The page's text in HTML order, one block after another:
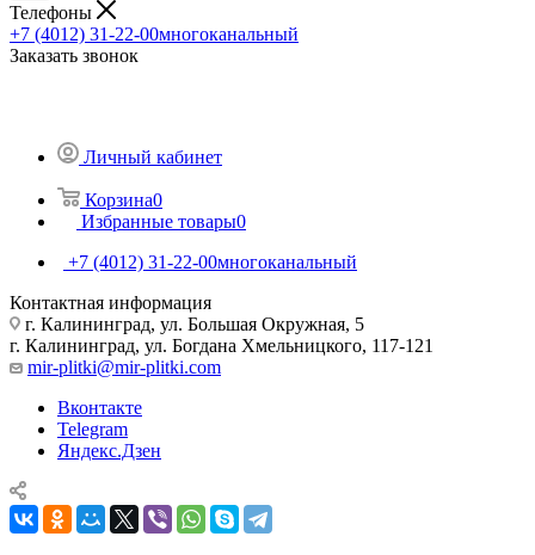
Телефоны
+7 (4012) 31-22-00многоканальный
Заказать звонок
Личный кабинет
Корзина0
Избранные товары0
+7 (4012) 31-22-00многоканальный
Контактная информация
г. Калининград, ул. Большая Окружная, 5
г. Калининград, ул. Богдана Хмельницкого, 117-121
mir-plitki@mir-plitki.com
Вконтакте
Telegram
Яндекс.Дзен